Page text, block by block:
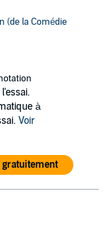
(de la Comédie
à
Voir
gratuitement